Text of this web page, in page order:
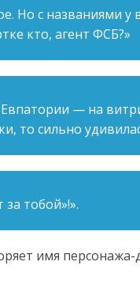
Но с названиями у
кто, агент ФСБ?»
— на
то сильно
тобой»!».
имя